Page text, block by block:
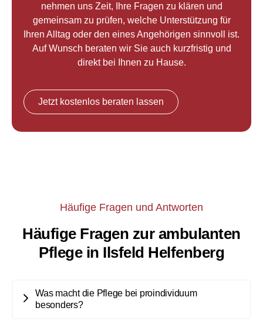
nehmen uns Zeit, Ihre Fragen zu klären und
gemeinsam zu prüfen, welche Unterstützung für
Ihren Alltag oder den eines Angehörigen sinnvoll ist.
Auf Wunsch beraten wir Sie auch kurzfristig und
direkt bei Ihnen zu Hause.
Jetzt kostenlos beraten lassen
Häufige Fragen und Antworten
Häufige Fragen zur ambulanten
Pflege in Ilsfeld Helfenberg
Was macht die Pflege bei proindividuum
besonders?